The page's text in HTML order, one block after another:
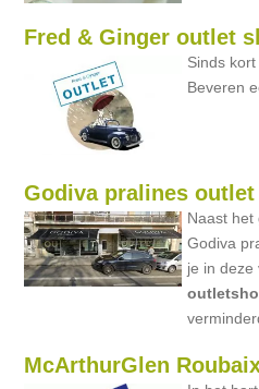
Fred & Ginger outlet
Sinds
Beveren
Godiva pralines
Naast het
Godiva
je in deze
outlet
McArthurGlen